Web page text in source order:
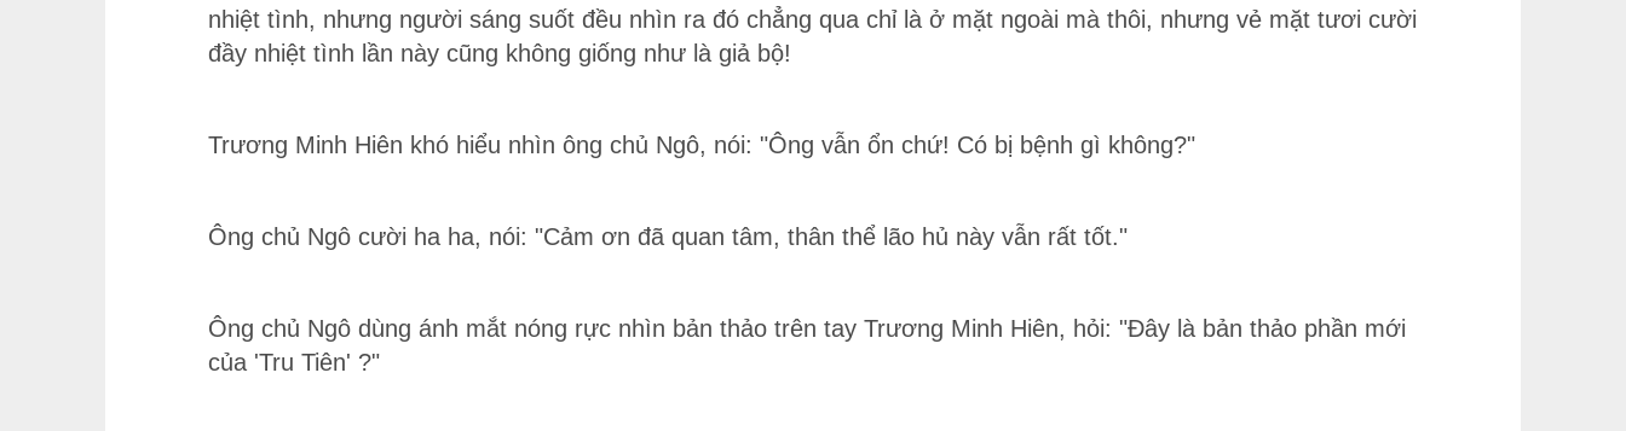
nhiệt tình, nhưng người sáng suốt đều nhìn ra đó chẳng qua chỉ là ở mặt ngoài mà thôi, nhưng vẻ mặt tươi cười
đầy nhiệt tình lần này cũng không giống như là giả bộ!
Trương Minh Hiên khó hiểu nhìn ông chủ Ngô, nói: "Ông vẫn ổn chứ! Có bị bệnh gì không?"
Ông chủ Ngô cười ha ha, nói: "Cảm ơn đã quan tâm, thân thể lão hủ này vẫn rất tốt."
Ông chủ Ngô dùng ánh mắt nóng rực nhìn bản thảo trên tay Trương Minh Hiên, hỏi: "Đây là bản thảo phần mới
của 'Tru Tiên' ?"